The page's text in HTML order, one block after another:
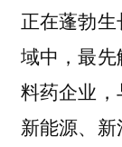
正在蓬勃
域中，最
料药企业，
新能源、